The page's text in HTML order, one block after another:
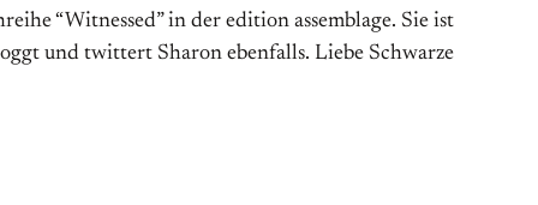
“Witnessed” in der edition assemblage. Sie ist
und twittert Sharon ebenfalls. Liebe Schwarze